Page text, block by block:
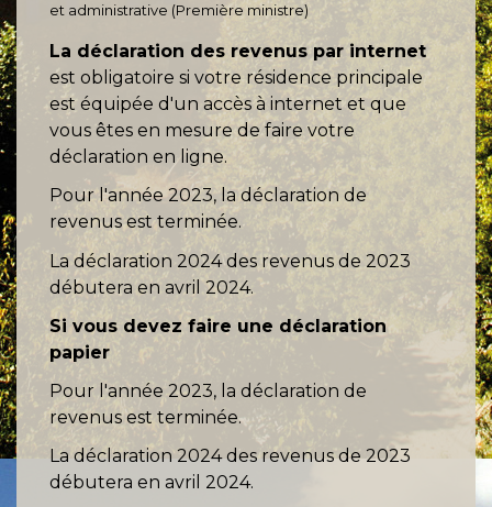
et administrative (Première ministre)
La déclaration des revenus par internet
est obligatoire si votre résidence principale
est équipée d'un accès à internet et que
vous êtes en mesure de faire votre
déclaration en ligne.
Pour l'année 2023, la déclaration de
revenus est terminée.
La déclaration 2024 des revenus de 2023
débutera en avril 2024.
Si vous devez faire une déclaration
papier
Pour l'année 2023, la déclaration de
revenus est terminée.
La déclaration 2024 des revenus de 2023
débutera en avril 2024.